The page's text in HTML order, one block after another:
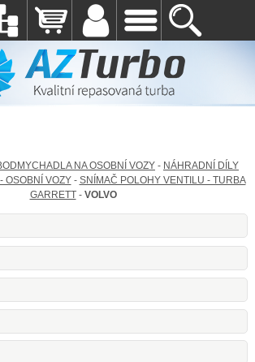
NA OSOBNÍ VOZY - NÁHRADNÍ DÍLY
OSOBNÍ VOZY- SNÍMAČ POLOHY VENTILU - TURBA
GARRETT- VOLVO